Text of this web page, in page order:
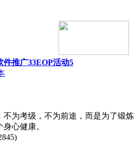
件推广33EOP活动5
不为考级，不为前途，而是为了锻炼
心健康。